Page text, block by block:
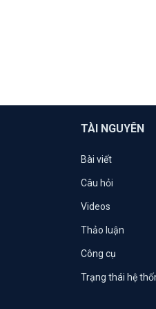
TÀI NGUYÊN
Bài viết
Câu hỏi
Videos
Thảo luận
Công cụ
Trạng thái hệ